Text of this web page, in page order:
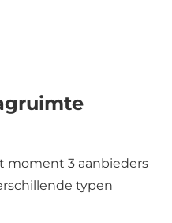
moment 3 aanbieders
typen